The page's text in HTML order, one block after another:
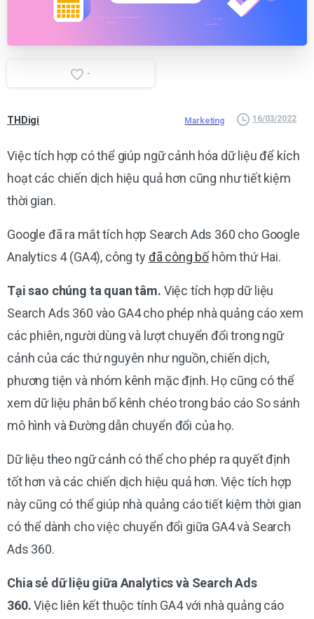
-
THDigi Marketing 16/03/2022
Việc tích hợp có thể giúp ngữ cảnh hóa dữ liệu để kích
hoạt các chiến dịch hiệu quả hơn cũng như tiết kiệm
thời gian.
Google đã ra mắt tích hợp Search Ads 360 cho Google
Analytics 4 (GA4), công tyđã công bốhôm thứ Hai.
Tại sao chúng ta quan tâm. Việc tích hợp dữ liệu
Search Ads 360 vào GA4 cho phép nhà quảng cáo xem
các phiên, người dùng và lượt chuyển đổi trong ngữ
cảnh của các thứ nguyên như nguồn, chiến dịch,
phương tiện và nhóm kênh mặc định. Họ cũng có thể
xem dữ liệu phân bổ kênh chéo trong báo cáo So sánh
mô hình và Đường dẫn chuyển đổi của họ.
Dữ liệu theo ngữ cảnh có thể cho phép ra quyết định
tốt hơn và các chiến dịch hiệu quả hơn. Việc tích hợp
này cũng có thể giúp nhà quảng cáo tiết kiệm thời gian
có thể dành cho việc chuyển đổi giữa GA4 và Search
Ads 360.
Chia sẻ dữ liệu giữa Analytics và Search Ads
360.Việc liên kết thuộc tính GA4 với nhà quảng cáo